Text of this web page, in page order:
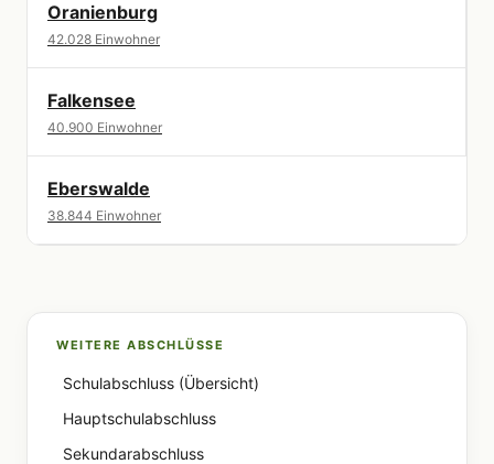
Oranienburg
42.028 Einwohner
Falkensee
40.900 Einwohner
Eberswalde
38.844 Einwohner
WEITERE ABSCHLÜSSE
Schulabschluss (Übersicht)
Hauptschulabschluss
Sekundarabschluss